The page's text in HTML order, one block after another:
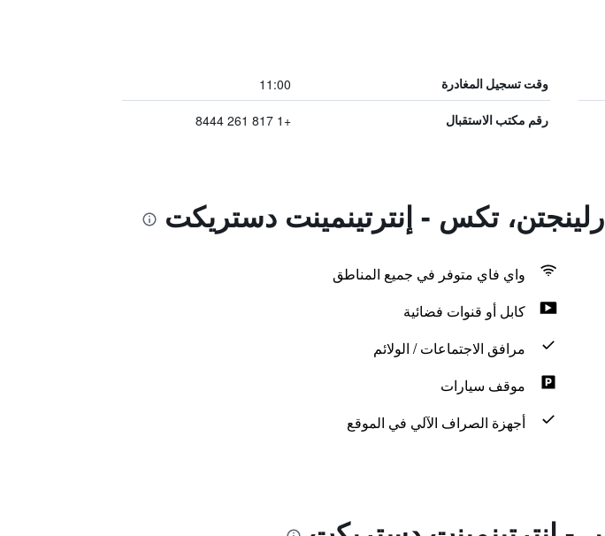
وقت تسجيل المغادرة 11:00
رقم مكتب الاستقبال +1 817 261 8444
واي فاي متوفر في جميع المناطق
كابل أو قنوات فضائية
مرافق الاجتماعات / الولائم
موقف سيارات
أجهزة الصراف الآلي في الموقع